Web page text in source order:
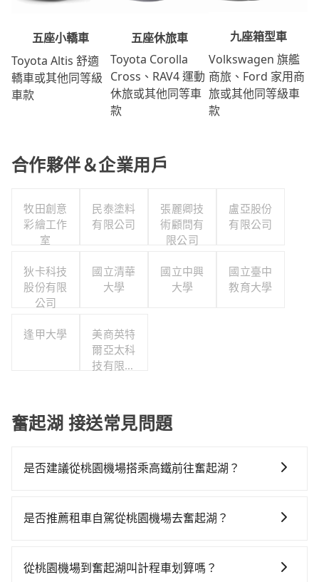
五座小轎車
Toyota Altis 舒適
轎車或其他同等級
車款
五座休旅車
Toyota Corolla
Cross、RAV4 運動
休旅或其他同等車
款
九座箱型車
Volkswagen 旗艦
商旅、Ford 家用商
旅或其他同等級車
款
合作夥伴＆企業用戶
牧田創意
彩繪工作
室
民泰塗料
有限公司
張麗卿技
術顧問有
限公司
盧亞股份
有限公司
狄卡科技
股份有限
公司
國立清華
大學
國立中興
大學
國立臺中
教育大學
逢甲大學
美商英特
爾亞太科
技有限公
奮起湖 接送常見問題
是否建議從桃園機場搭乘高鐵前往奮起湖？
從最早06:49一直到22:35，桃園-嘉義一天最多有58班次
20分鐘。抵達高鐵站後，步行進站、現場購票並於月台
是否推薦租車自駕從桃園機場去奮起湖？
時不需要閉目養神（因為要自己開車），最重要的是你
從桃園機場到奮起湖叫計程車划算嗎？